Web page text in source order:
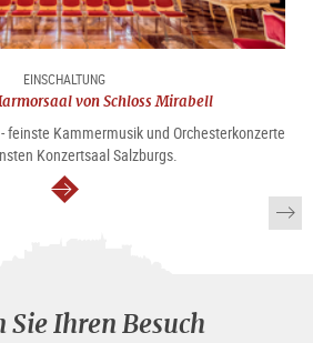
EINSCHALTUNG
von Schloss Mirabell
feinste Kammermusik und Orchesterkonzerte
Konzertsaal Salzburgs.
weiter
Sie Ihren Besuch